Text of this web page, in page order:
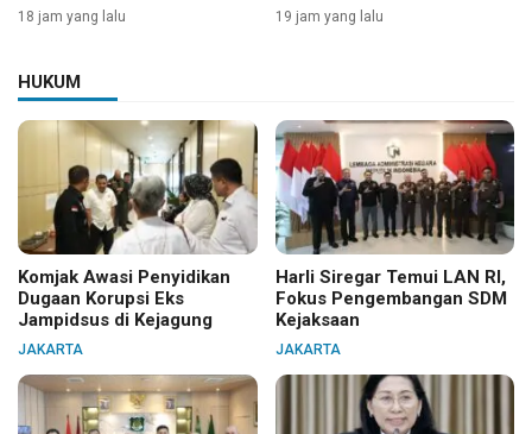
18 jam yang lalu 19 jam yang lalu
HUKUM
Komjak Awasi Penyidikan
Dugaan Korupsi Eks
Jampidsus di Kejagung
JAKARTA
Harli Siregar Temui LAN RI,
Fokus Pengembangan SDM
Kejaksaan
JAKARTA